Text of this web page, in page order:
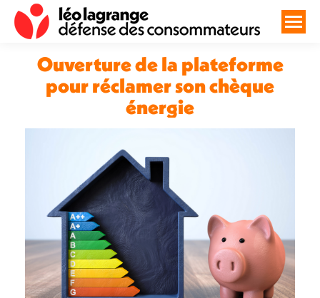
Ouverture de la plateforme
pour réclamer son chèque
énergie
Vous êtes ici :